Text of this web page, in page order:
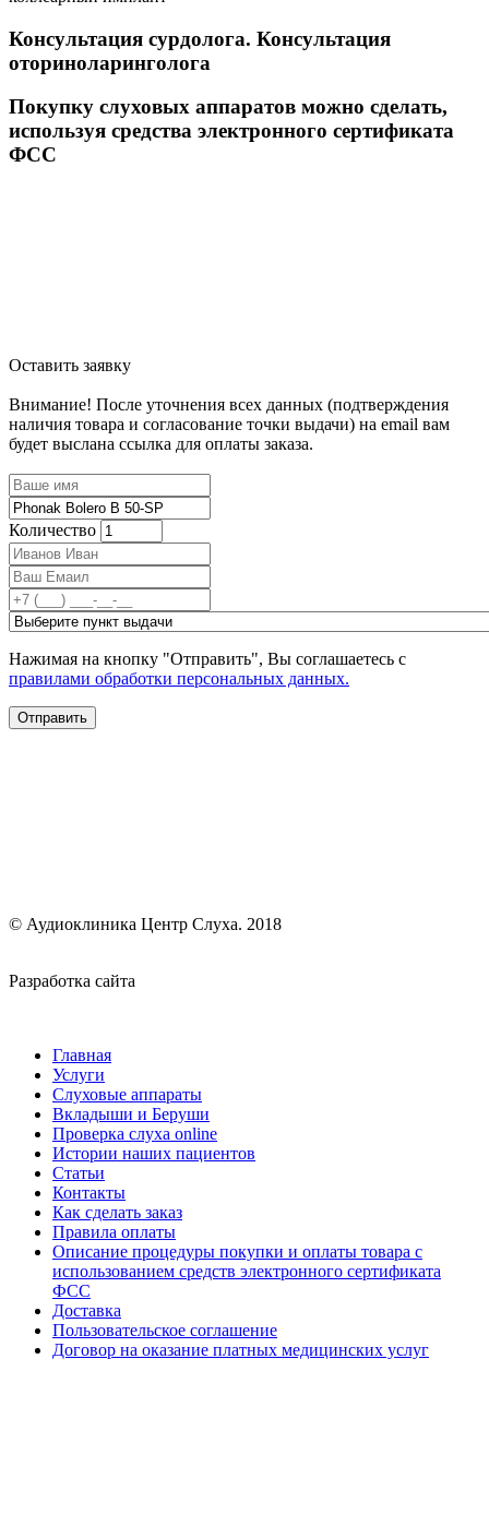
Консультация сурдолога. Консультация
оториноларинголога
Покупку слуховых аппаратов можно сделать,
используя средства электронного сертификата
ФСС
Оставить заявку
Внимание! После уточнения всех данных (подтверждения
наличия товара и согласование точки выдачи) на email вам
будет выслана ссылка для оплаты заказа.
Количество
Нажимая на кнопку "Отправить", Вы соглашаетесь с
правилами обработки персональных данных.
© Аудиоклиника Центр Слуха. 2018
Разработка сайта
Главная
Услуги
Слуховые аппараты
Вкладыши и Беруши
Проверка слуха online
Истории наших пациентов
Статьи
Контакты
Как сделать заказ
Правила оплаты
Описание процедуры покупки и оплаты товара с
использованием средств электронного сертификата
ФСС
Доставка
Пользовательское соглашение
Договор на оказание платных медицинских услуг